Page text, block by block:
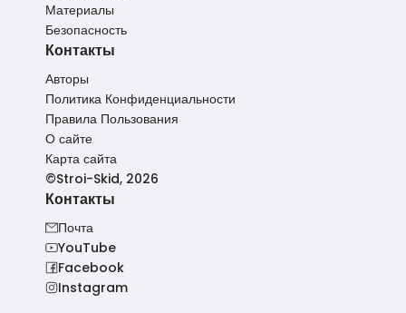
Материалы
Безопасность
Контакты
Авторы
Политика Конфиденциальности
Правила Пользования
О сайте
Карта сайта
©Stroi-Skid, 2026
Контакты
Почта
YouTube
Facebook
Instagram